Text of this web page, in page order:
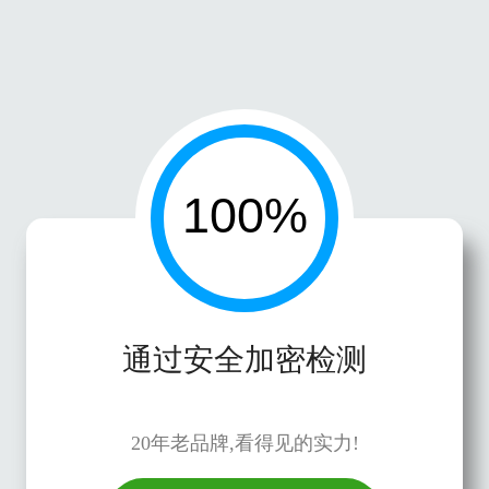
通过安全加密检测
20年老品牌,看得见的实力!